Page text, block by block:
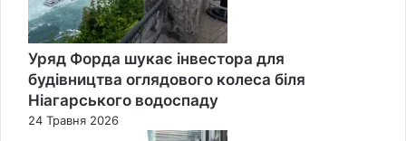
Уряд Форда шукає інвестора для
будівництва оглядового колеса біля
Ніагарського водоспаду
24 Травня 2026